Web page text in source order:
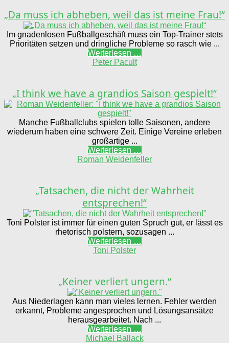
„Da muss ich abheben, weil das ist meine Frau!“
Im gnadenlosen Fußballgeschäft muss ein Top-Trainer stets
Prioritäten setzen und dringliche Probleme so rasch wie ...
Weiterlesen …
Peter Pacult
„I think we have a grandios Saison gespielt!“
Manche Fußballclubs spielen tolle Saisonen, andere
wiederum haben eine schwere Zeit. Einige Vereine erleben
großartige ...
Weiterlesen …
Roman Weidenfeller
„Tatsachen, die nicht der Wahrheit
entsprechen!“
Toni Polster ist immer für einen guten Spruch gut, er lässt es
rhetorisch polstern, sozusagen ...
Weiterlesen …
Toni Polster
„Keiner verliert ungern.“
Aus Niederlagen kann man vieles lernen. Fehler werden
erkannt, Probleme angesprochen und Lösungsansätze
herausgearbeitet. Nach ...
Weiterlesen …
Michael Ballack